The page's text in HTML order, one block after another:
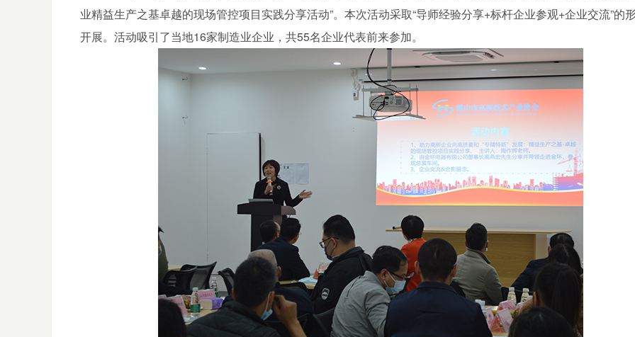
业精益生产之基卓越的现场管控项目实践分享活动”。本次活动采取“导师经验分享+标杆企业参观+企业交流”的
开展。活动吸引了当地16家制造业企业，共55名企业代表前来参加。